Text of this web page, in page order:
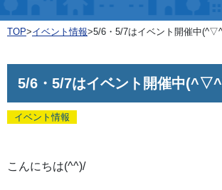
TOP>イベント情報>5/6・5/7はイベント開催中
5/6・5/7はイベント開催中
イベント情報
こんにちは(^^)/